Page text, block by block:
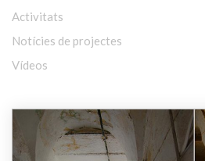
Activitats
Notícies de projectes
Vídeos